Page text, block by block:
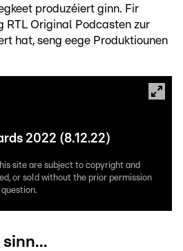
produzéiert ginn. Fir
RTL Original Podcasten zur
hat, seng eege Produktiounen
2022 (8.12.22)
site are subject to copyright and
or sold without the prior permission